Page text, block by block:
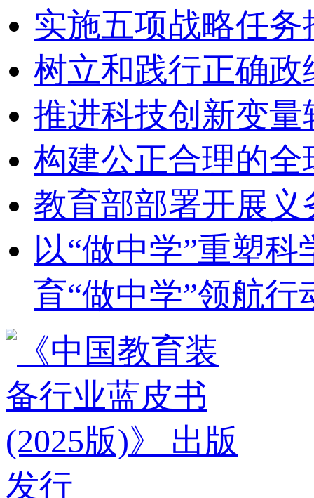
实施五项战略任
树立和践行正确
推进科技创新变
构建公正合理的
教育部部署开展义
以“做中学”重塑
育“做中学”领航行